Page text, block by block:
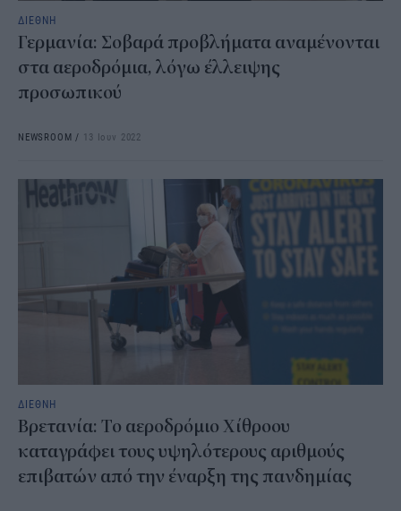
ΔΙΕΘΝΗ
Γερμανία: Σοβαρά προβλήματα αναμένονται
στα αεροδρόμια, λόγω έλλειψης
προσωπικού
NEWSROOM / 13 Ιουν 2022
ΔΙΕΘΝΗ
Βρετανία: Το αεροδρόμιο Χίθροου
καταγράφει τους υψηλότερους αριθμούς
επιβατών από την έναρξη της πανδημίας